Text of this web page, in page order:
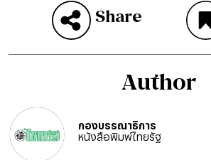
Share
Author
กองบรรณาธิการ
หนังสือพิมพ์ไทยรัฐ